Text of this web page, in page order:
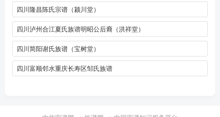
四川隆昌陈氏宗谱（颍川堂）
四川泸州合江夏氏族谱明昭公后裔（洪祥堂）
四川简阳谢氏族谱（宝树堂）
四川富顺邻水重庆长寿区邹氏族谱